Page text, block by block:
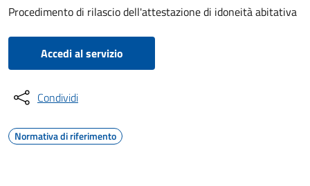
Procedimento di rilascio dell'attestazione di idoneità abitativa
Accedi al servizio
Condividi
Normativa di riferimento